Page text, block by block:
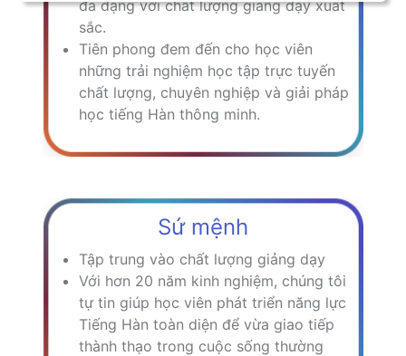
đa dạng với chất lượng giảng dạy xuất
sắc.
Tiên phong đem đến cho học viên
những trải nghiệm học tập trực tuyến
chất lượng, chuyên nghiệp và giải pháp
học tiếng Hàn thông minh.
Sứ mệnh
Tập trung vào chất lượng giảng dạy
Với hơn 20 năm kinh nghiệm, chúng tôi
tự tin giúp học viên phát triển năng lực
Tiếng Hàn toàn diện để vừa giao tiếp
thành thạo trong cuộc sống thường